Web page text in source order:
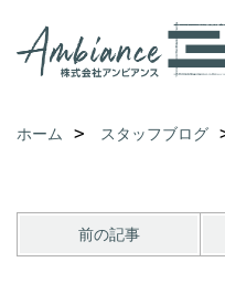
ホーム スタッフブログ
前の記事